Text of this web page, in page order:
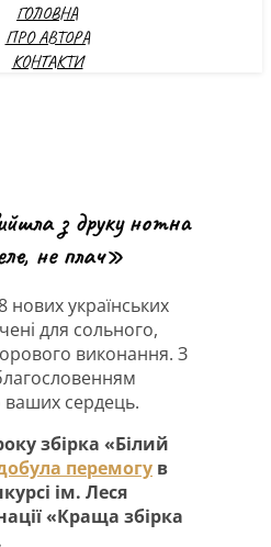
ГОЛОВНА
ПРО АВТОРА
КОНТАКТИ
з друку нотна
не плач»
нових українських
для сольного,
виконання. З
ваших сердець.
збірка «Білий
перемогу в
ім. Леся
«Краща збірка